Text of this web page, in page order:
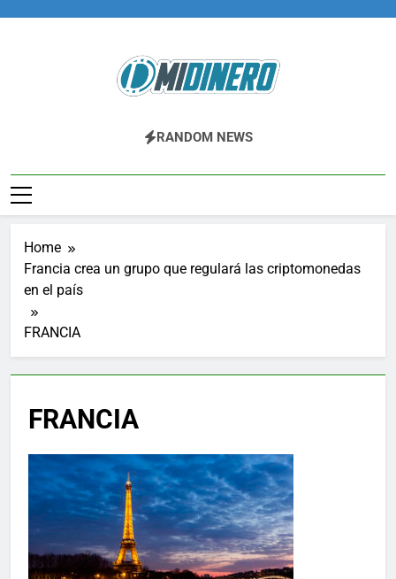
Midinero.co
Fintech, Criptomonedas
RANDOM NEWS
Home
Francia crea un grupo que regulará las criptomonedas
en el país
FRANCIA
FRANCIA